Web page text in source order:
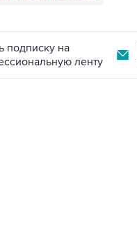
подписку на
ленту